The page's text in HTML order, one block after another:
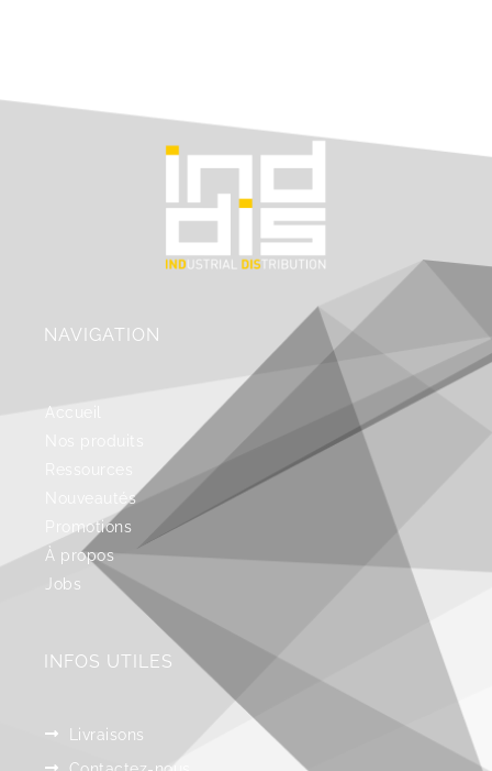
NAVIGATION
Accueil
Nouveautés
Promotions
À propos
Jobs
INFOS UTILES
Livraisons